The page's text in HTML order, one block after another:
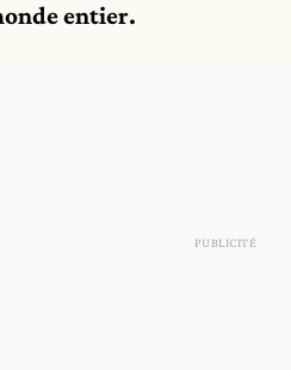
entier.